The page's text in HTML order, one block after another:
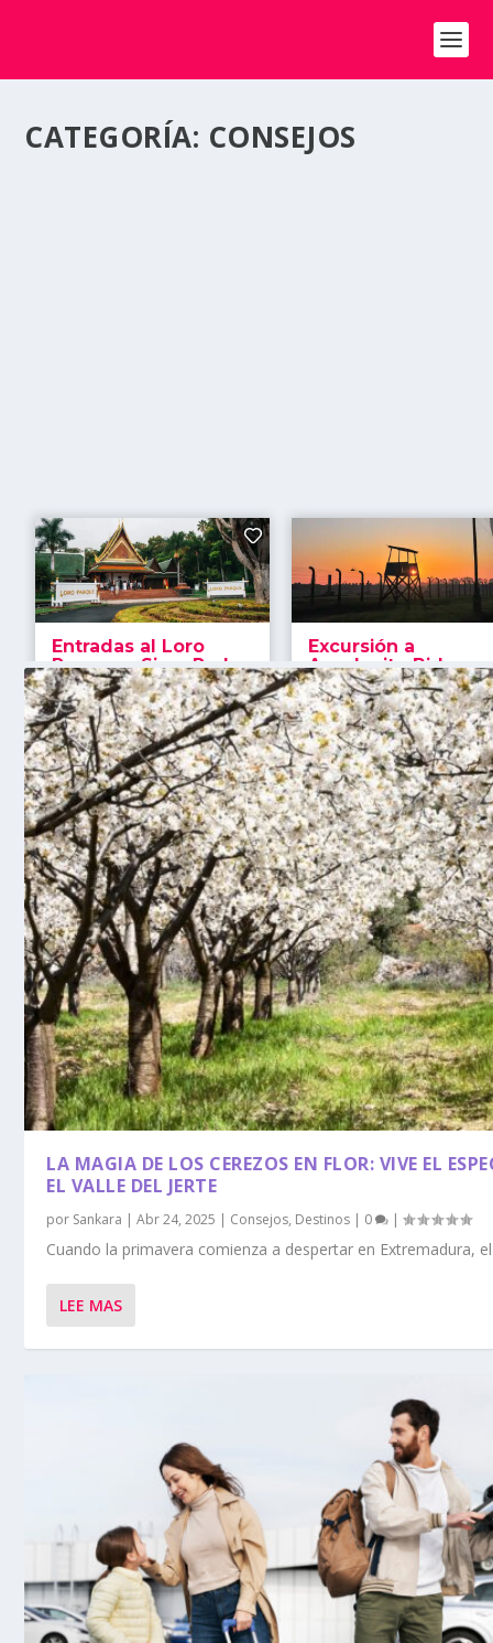
CATEGORÍA: CONSEJOS
LA MAGIA DE LOS CEREZOS EN FLOR: VIVE EL
EL VALLE DEL JERTE
por Sankara |Abr 24, 2025 | Consejos, Destinos | 0 |
Cuando la primavera comienza a despertar en Extremadura,
LEE MAS